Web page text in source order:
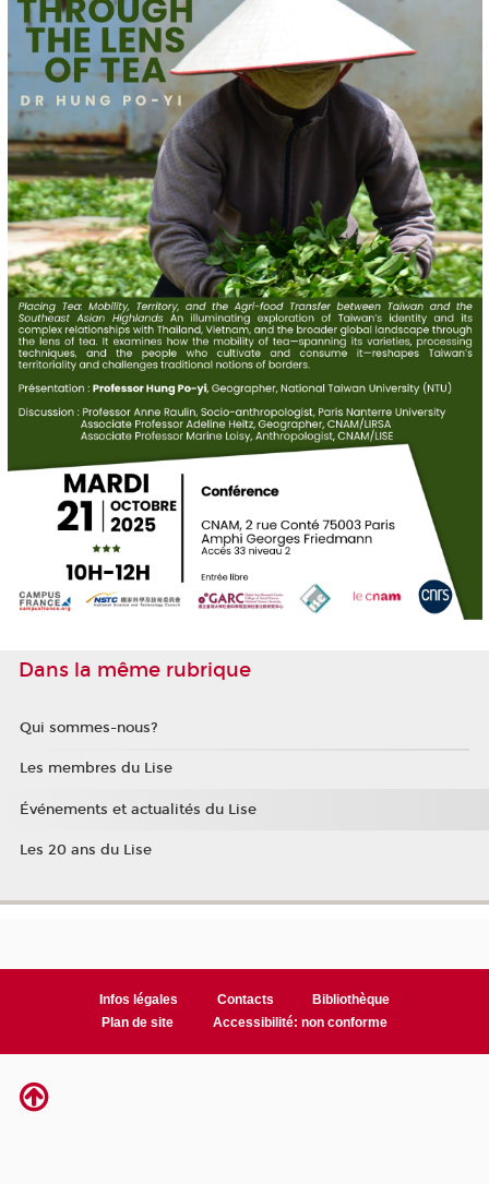
Dans la même rubrique
Qui sommes-nous?
Les membres du Lise
Événements et actualités du Lise
Les 20 ans du Lise
Infos légales Contacts
Bibliothèque
Plan de site
Accessibilité: non conforme